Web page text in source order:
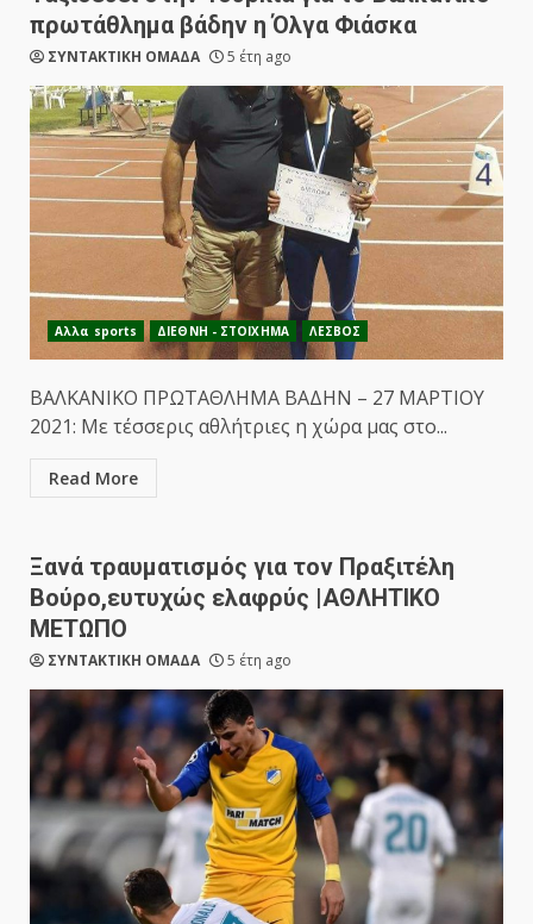
πρωτάθλημα βάδην η Όλγα Φιάσκα
ΣΥΝΤΑΚΤΙΚΗ ΟΜΑΔΑ 5 έτη ago
Αλλα sports ΔΙΕΘΝΗ - ΣΤΟΙΧΗΜΑ ΛΕΣΒΟΣ
ΒΑΛΚΑΝΙΚΟ ΠΡΩΤΑΘΛΗΜΑ ΒΑΔΗΝ – 27 ΜΑΡΤΙΟΥ
2021: Με τέσσερις αθλήτριες η χώρα μας στο...
Read More
Ξανά τραυματισμός για τον Πραξιτέλη
Βούρο,ευτυχώς ελαφρύς |ΑΘΛΗΤΙΚΟ
ΜΕΤΩΠΟ
ΣΥΝΤΑΚΤΙΚΗ ΟΜΑΔΑ 5 έτη ago